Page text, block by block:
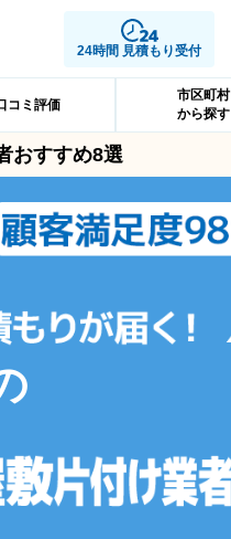
24時間 見積もり受付
コミ評価
市区町村
から探す
おすすめ8選